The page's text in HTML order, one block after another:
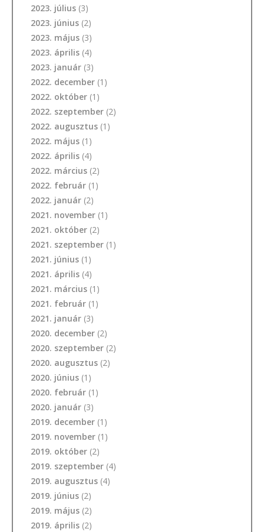
2023. július (3)
2023. június (2)
2023. május (3)
2023. április (4)
2023. január (3)
2022. december (1)
2022. október (1)
2022. szeptember (2)
2022. augusztus (1)
2022. május (1)
2022. április (4)
2022. március (2)
2022. február (1)
2022. január (2)
2021. november (1)
2021. október (2)
2021. szeptember (1)
2021. június (1)
2021. április (4)
2021. március (1)
2021. február (1)
2021. január (3)
2020. december (2)
2020. szeptember (2)
2020. augusztus (2)
2020. június (1)
2020. február (1)
2020. január (3)
2019. december (1)
2019. november (1)
2019. október (2)
2019. szeptember (4)
2019. augusztus (4)
2019. június (2)
2019. május (2)
2019. április (2)